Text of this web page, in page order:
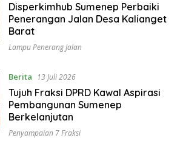
Disperkimhub Sumenep Perbaiki
Penerangan Jalan Desa Kalianget
Barat
Lampu Penerang Jalan
Berita 13 Juli 2026
Tujuh Fraksi DPRD Kawal Aspirasi
Pembangunan Sumenep
Berkelanjutan
Penyampaian 7 Fraksi